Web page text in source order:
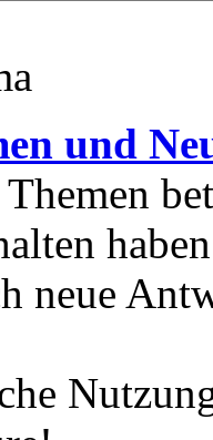
und
neue